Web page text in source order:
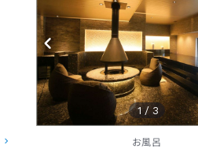
1 / 3
お風呂